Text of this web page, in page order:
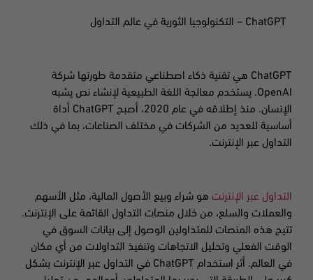
– التكنولوجيا الثورية في عالم التداول
ChatGPT هي تقنية ذكاء اصطناعي متقدمة طورتها شركة
OpenAI.
يستخدم معالجة اللغة الطبيعية لإنشاء نص يشبه
الإنسان. منذ إطلاقه في عام 2020، أصبح
أداة
أساسية للعديد من الشركات في مختلف الصناعات، بما في ذلك
التداول عبر الإنترنت.
التداول عبر الإنترنت هو شراء وبيع الأصول المالية، مثل الأسهم
والعملات والسلع، من خلال منصات التداول القائمة على الإنترنت.
تتيح هذه المنصات للمتداولين الوصول إلى بيانات السوق في
الوقت الفعلي وتحليل الاتجاهات وتنفيذ التداولات من أي مكان
في العالم. أثر استخدام ChatGPT في التداول عبر الإنترنت بشكل